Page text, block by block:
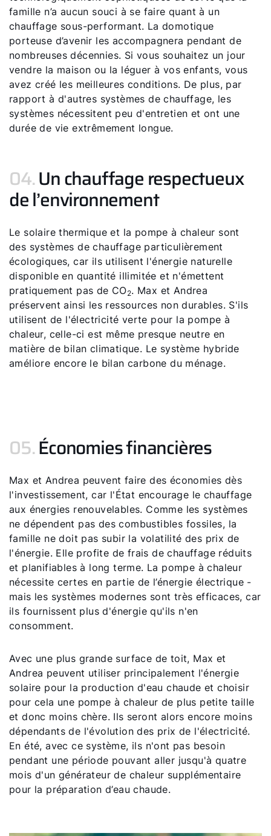
famille n’a aucun souci à se faire quant à un
chauffage sous-performant. La domotique
porteuse d’avenir les accompagnera pendant de
nombreuses décennies. Si vous souhaitez un jour
vendre la maison ou la léguer à vos enfants, vous
avez créé les meilleures conditions. De plus, par
rapport à d'autres systèmes de chauffage, les
systèmes nécessitent peu d'entretien et ont une
durée de vie extrêmement longue.
04.Un chauffage respectueux
de l’environnement
Le solaire thermique et la pompe à chaleur sont
des systèmes de chauffage particulièrement
écologiques, car ils utilisent l'énergie naturelle
disponible en quantité illimitée et n'émettent
pratiquement pas de CO2. Max et Andrea
préservent ainsi les ressources non durables. S'ils
utilisent de l'électricité verte pour la pompe à
chaleur, celle-ci est même presque neutre en
matière de bilan climatique. Le système hybride
améliore encore le bilan carbone du ménage.
05.Économies financières
Max et Andrea peuvent faire des économies dès
l'investissement, car l'État encourage le chauffage
aux énergies renouvelables. Comme les systèmes
ne dépendent pas des combustibles fossiles, la
famille ne doit pas subir la volatilité des prix de
l'énergie. Elle profite de frais de chauffage réduits
et planifiables à long terme. La pompe à chaleur
nécessite certes en partie de l’énergie électrique -
mais les systèmes modernes sont très efficaces, car
ils fournissent plus d'énergie qu'ils n'en
consomment.
Avec une plus grande surface de toit, Max et
Andrea peuvent utiliser principalement l'énergie
solaire pour la production d'eau chaude et choisir
pour cela une pompe à chaleur de plus petite taille
et donc moins chère. Ils seront alors encore moins
dépendants de l'évolution des prix de l'électricité.
En été, avec ce système, ils n'ont pas besoin
pendant une période pouvant aller jusqu'à quatre
mois d'un générateur de chaleur supplémentaire
pour la préparation d’eau chaude.
Bonjour !
Comment pouvons-nous vous aider ?
Assistance commerciale
Pompe a chaleur FHA
Liens rapides
Trouver un chauffagiste
Enregistrement garantie
Formulaire de contact